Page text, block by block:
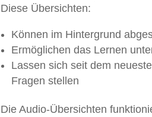
Diese Übersichten:
Können im Hintergrund
Ermöglichen das Lernen
Lassen sich seit dem
Fragen stellen
Die Audio-Übersichten